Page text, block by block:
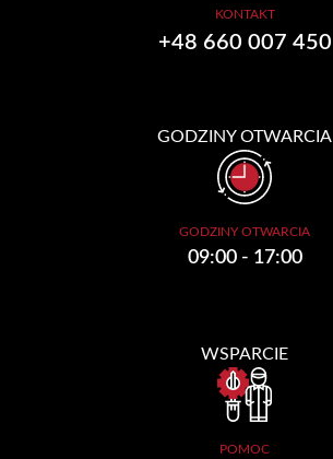
KONTAKT
+48 660 007 450
GODZINY OTWARCIA
GODZINY OTWARCIA
09:00 - 17:00
WSPARCIE
POMOC